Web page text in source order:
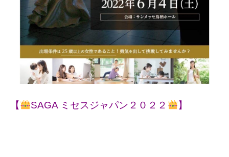
【 SAGA ミセスジャパン２０２２ 】